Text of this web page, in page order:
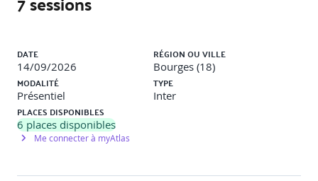
Les moyens de prévention.
L’intervention publique (calamités, catastrophes
naturelles, etc…).
Les différentes assurances des risques climatiques
DATE
14/09/2026
RÉGION OU VILLE
Bourges (18)
MODALITÉ
Présentiel
TYPE
Inter
PLACES DISPONIBLES
6 places disponibles
Me connecter à myAtlas